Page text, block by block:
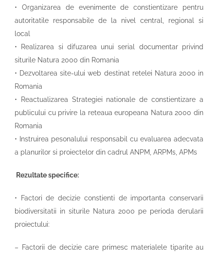
• Organizarea de evenimente de constientizare pentru
autoritatile responsabile de la nivel central, regional si
local
• Realizarea si difuzarea unui serial documentar privind
siturile Natura 2000 din Romania
• Dezvoltarea site-ului web destinat retelei Natura 2000 in
Romania
• Reactualizarea Strategiei nationale de constientizare a
publicului cu privire la reteaua europeana Natura 2000 din
Romania
• Instruirea pesonalului responsabil cu evaluarea adecvata
a planurilor si proiectelor din cadrul ANPM, ARPMs, APMs
Rezultate specifice:
• Factori de decizie constienti de importanta conservarii
biodiversitatii in siturile Natura 2000 pe perioda derularii
proiectului:
– Factorii de decizie care primesc materialele tiparite au